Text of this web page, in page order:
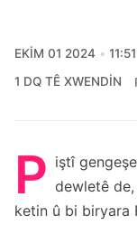
EKIM 01 2024
1 DQ TÊ XWENDIN
P iştî
dewletê
ketin û bi biryara